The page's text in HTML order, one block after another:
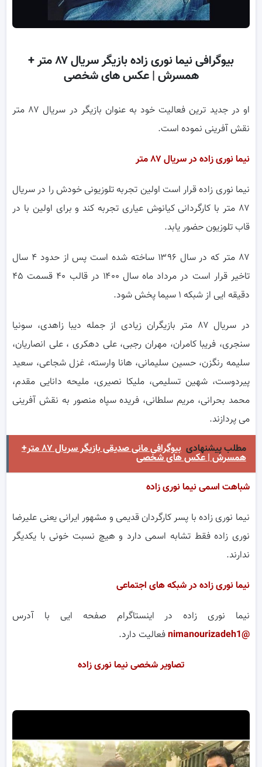
بیوگرافی نیما نوری زاده بازیگر سریال ۸۷ متر +
همسرش | عکس های شخصی
او در جدید ترین فعالیت خود به عنوان بازیگر در سریال ۸۷ متر
نقش آفرینی نموده است.
نیما نوری زاده در سریال ۸۷ متر
نیما نوری زاده قرار است اولین تجربه تلوزیونی خودش را در سریال
۸۷ متر با کارگردانی کیانوش عیاری تجربه کند و برای اولین با در
قاب تلوزیون حضور یابد.
۸۷ متر که در سال ۱۳۹۶ ساخته شده است پس از حدود ۴ سال
تاخیر قرار است در مرداد ماه سال ۱۴۰۰ در قالب ۴۰ قسمت ۴۵
دقیقه ایی از شبکه ۱ سیما پخش شود.
در سریال ۸۷ متر بازیگران زیادی از جمله دیبا زاهدی، سونیا
سنجری، فریبا کامران، مهران رجبی، علی دهکری ، علی انصاریان،
سلیمه رنگزن، حسین سلیمانی، هانا وارسته، غزل شجاعی، سعید
پیردوست، شهین تسلیمی، ملیکا نصیری، ملیحه دانایی مقدم،
محمد بحرانی، مریم سلطانی، فریده سپاه منصور به نقش آفرینی
می پردازند.
مطلب پیشنهادی
بیوگرافی مانی صدیقی بازیگر سریال ۸۷ متر+
همسرش | عکس های شخصی
شباهت اسمی نیما نوری زاده
نیما نوری زاده با پسر کارگردان قدیمی و مشهور ایرانی یعنی علیرضا
نوری زاده فقط تشابه اسمی دارد و هیچ نسبت خونی با یکدیگر
ندارند.
نیما نوری زاده در شبکه های اجتماعی
نیما نوری زاده در اینستاگرام صفحه ایی با آدرس
@nimanourizadeh1
فعالیت دارد.
تصاویر شخصی نیما نوری زاده